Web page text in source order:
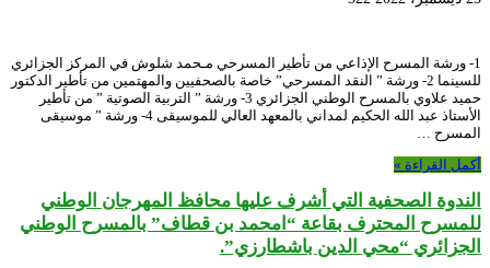
1- ورشة المسرح الإذاعي من تأطير المسرحي مـحمد شلوش في المركز الجزائري
للسينما 2- ورشة ” النقد المسرحي” خاصة بالصحفيين والمهتمين من تأطير الدكتور
حميد علاوي بالمسرح الوطني الجزائري 3- ورشة ” التربية الصوتية ” من تأطير
الأستاذ عبد الله الحكيم لمداني بالمعهد العالي للموسيقى 4- ورشة ” موسيقى
المسرح …
أكمل القراءة »
الندوة الصحفية التي أشرف عليها محافظ المهرجان الوطني
للمسرح المحترف بقاعة “امحمد بن قطاف” بالمسرح الوطني
الجزائري “محي الدين باشطارزي”.